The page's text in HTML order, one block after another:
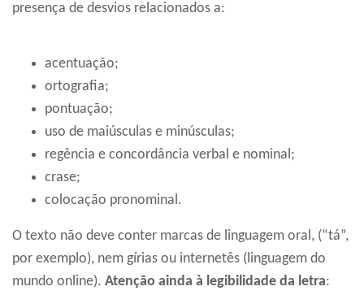
presença de desvios relacionados a:
acentuação;
ortografia;
pontuação;
uso de maiúsculas e minúsculas;
regência e concordância verbal e nominal;
crase;
colocação pronominal.
O texto não deve conter marcas de linguagem oral, (“tá”,
por exemplo), nem gírias ou internetês (linguagem do
mundo online). Atenção ainda à legibilidade da letra: